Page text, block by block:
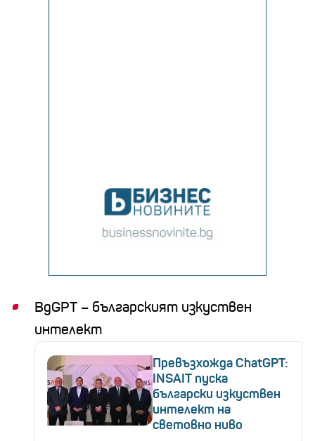
BgGPT – българският изкуствен
интелект
Превъзхожда ChatGPT:
INSAIT пуска
български изкуствен
интелект на
световно ниво